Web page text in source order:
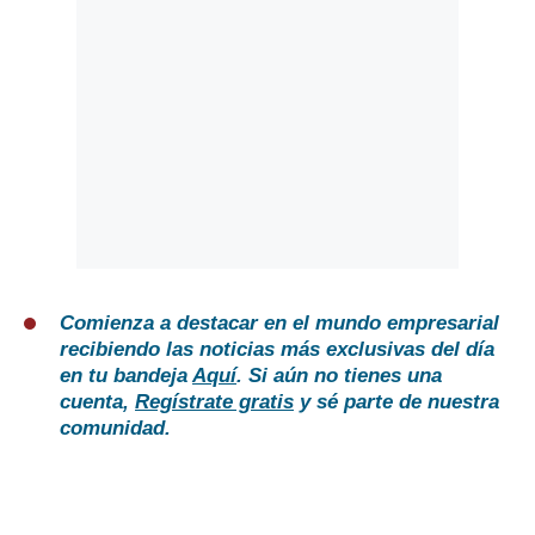
Comienza a destacar en el mundo empresarial
recibiendo las noticias más exclusivas del día
en tu bandejaAquí. Si aún no tienes una
cuenta, Regístrate gratis y sé parte de nuestra
comunidad.